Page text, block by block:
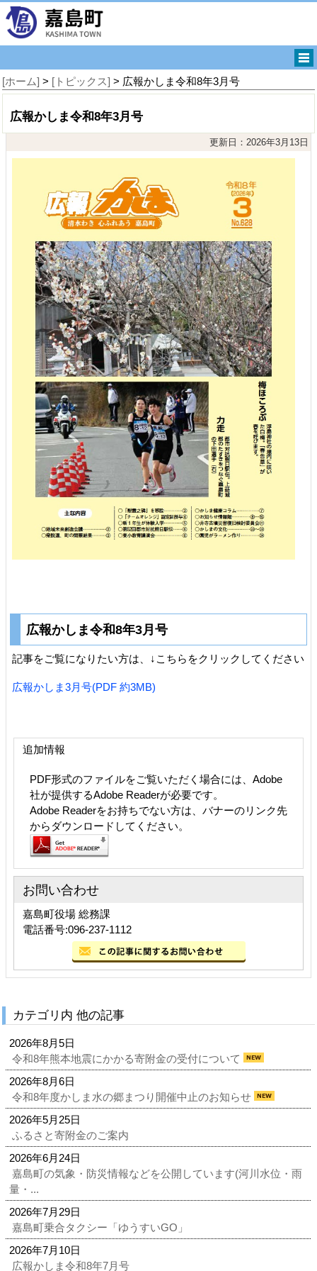
[ホーム] > [トピックス] > 広報かしま令和8年3月号
広報かしま令和8年3月号
更新日：2026年3月13日
広報かしま令和8年3月号
記事をご覧になりたい方は、↓こちらをクリックしてください
広報かしま3月号(PDF 約3MB)
追加情報
PDF形式のファイルをご覧いただく場合には、Adobe
社が提供するAdobe Readerが必要です。
Adobe Readerをお持ちでない方は、バナーのリンク先
からダウンロードしてください。
お問い合わせ
嘉島町役場 総務課
電話番号:096-237-1112
カテゴリ内 他の記事
2026年8月5日
令和8年熊本地震にかかる寄附金の受付について
2026年8月6日
令和8年度かしま水の郷まつり開催中止のお知らせ
2026年5月25日
ふるさと寄附金のご案内
2026年6月24日
嘉島町の気象・防災情報などを公開しています(河川水位・雨
量・...
2026年7月29日
嘉島町乗合タクシー「ゆうすいGO」
2026年7月10日
広報かしま令和8年7月号